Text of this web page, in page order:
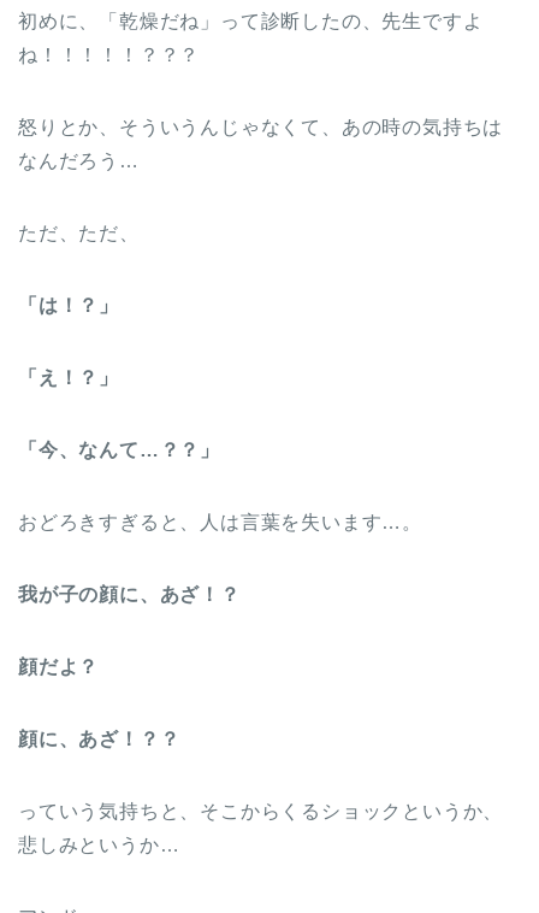
初めに、「乾燥だね」って診断したの、先生ですよ
ね！！！！！？？？
怒りとか、そういうんじゃなくて、あの時の気持ちは
なんだろう…
ただ、ただ、
「は！？」
「え！？」
「今、なんて…？？」
おどろきすぎると、人は言葉を失います…。
我が子の顔に、あざ！？
顔だよ？
顔に、あざ！？？
っていう気持ちと、そこからくるショックというか、
悲しみというか…